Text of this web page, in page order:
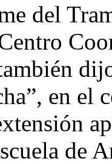
del
en el
de